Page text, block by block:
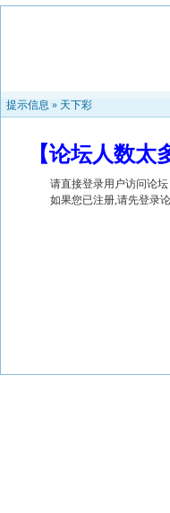
提示信息 » 天下彩
【论坛人数
请直接登录用户访问论
如果您已注册,请先登录